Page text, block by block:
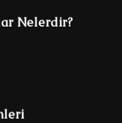
Nelerdir?